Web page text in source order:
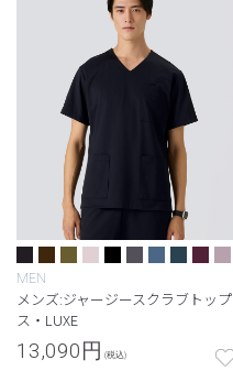
MEN
メンズ:ジャージースクラブトップ
ス・LUXE
13,090円 (税込)